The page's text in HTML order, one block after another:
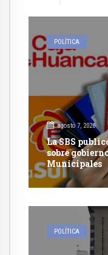
POLÍTICA
agosto 7, 2026
La SBS
sobre
Municipales
POLÍTICA